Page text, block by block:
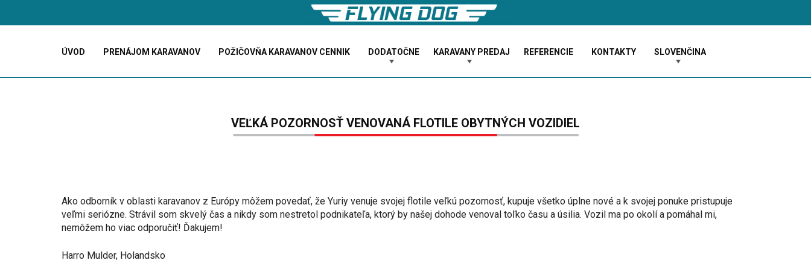
ÚVOD PRENÁJOM KARAVANOV POŽIČOVŇA KARAVANOV CENNIK DODATOČNE KARAVANY PREDAJ REFERENCIE KONTAKTY SLOVENČINA
VEĽKÁ POZORNOSŤ VENOVANÁ FLOTILE OBYTNÝCH VOZIDIEL
Ako odborník v oblasti karavanov z Európy môžem povedať, že Yuriy venuje svojej flotile veľkú pozornosť, kupuje všetko úplne nové a k svojej ponuke pristupuje
veľmi seriózne. Strávil som skvelý čas a nikdy som nestretol podnikateľa, ktorý by našej dohode venoval toľko času a úsilia. Vozil ma po okolí a pomáhal mi,
nemôžem ho viac odporučiť! Ďakujem!
Harro Mulder, Holandsko